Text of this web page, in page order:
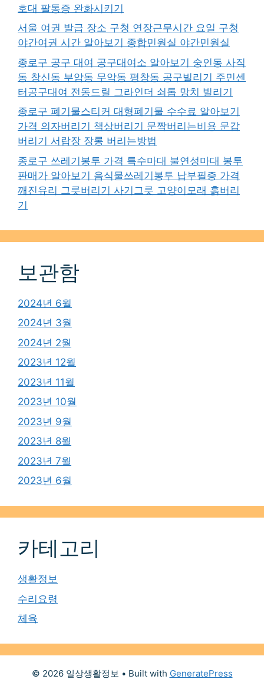
호대 팔통증 완화시키기
서울 여권 발급 장소 구청 연장근무시간 요일 구청
야간여권 시간 알아보기 종합민원실 야간민원실
종로구 공구 대여 공구대여소 알아보기 숭인동 사직
동 창신동 부암동 무악동 평창동 공구빌리기 주민센
터공구대여 전동드릴 그라인더 쇠톱 망치 빌리기
종로구 폐기물스티커 대형폐기물 수수료 알아보기
가격 의자버리기 책상버리기 문짝버리는비용 문갑
버리기 서랍장 장롱 버리는방법
종로구 쓰레기봉투 가격 특수마대 불연성마대 봉투
판매가 알아보기 음식물쓰레기봉투 납부필증 가격
깨진유리 그릇버리기 사기그릇 고양이모래 흙버리
기
보관함
2024년 6월
2024년 3월
2024년 2월
2023년 12월
2023년 11월
2023년 10월
2023년 9월
2023년 8월
2023년 7월
2023년 6월
카테고리
생활정보
수리요령
체육
© 2026 일상생활정보 • Built with GeneratePress